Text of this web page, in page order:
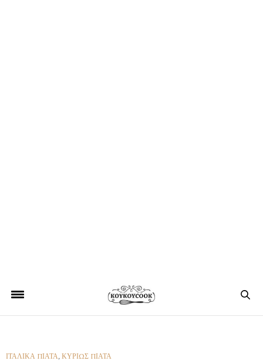
ΙΤΑΛΙΚΑ ΠΙΑΤΑ, ΚΥΡΙΩΣ ΠΙΑΤΑ